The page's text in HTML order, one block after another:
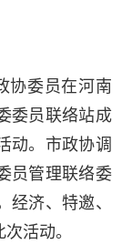
协委员在河南
委员联络站成
动。市政协调
员管理联络委
济、特邀、
活动。